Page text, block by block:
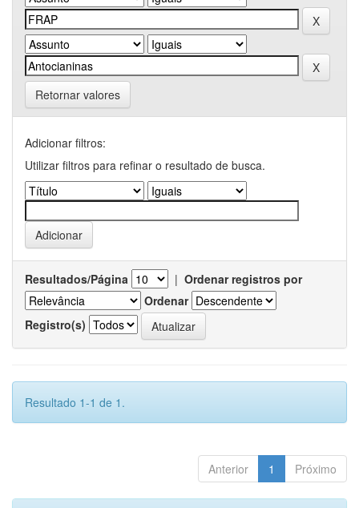
Retornar valores
Adicionar filtros:
Utilizar filtros para refinar o resultado de busca.
Resultados/Página | Ordenar registros por
Ordenar
Registro(s)
Resultado 1-1 de 1.
Anterior 1 Próximo